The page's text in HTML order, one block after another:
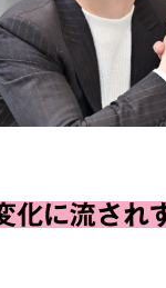
化に流され